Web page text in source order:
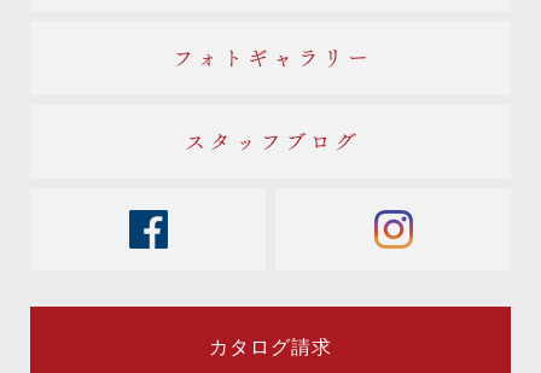
フォトギャラリー
スタッフブログ
instagram
カタログ請求